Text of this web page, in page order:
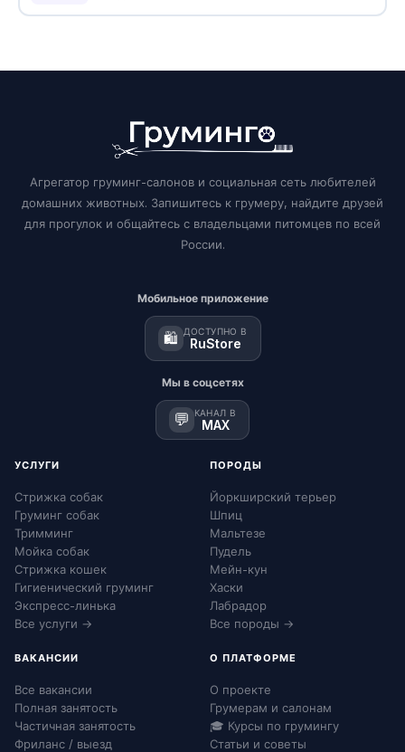
Агрегатор груминг-салонов и социальная сеть любителей
домашних животных. Запишитесь к грумеру, найдите друзей
для прогулок и общайтесь с владельцами питомцев по всей
России.
Мобильное приложение
🛍️ ДОСТУПНО В
RuStore
Мы в соцсетях
💬 КАНАЛ В
MAX
УСЛУГИ
Стрижка собак
Груминг собак
Тримминг
Мойка собак
Стрижка кошек
Гигиенический груминг
Экспресс-линька
Все услуги →
ПОРОДЫ
Йоркширский терьер
Шпиц
Мальтезе
Пудель
Мейн-кун
Хаски
Лабрадор
Все породы →
ВАКАНСИИ
Все вакансии
Полная занятость
Частичная занятость
Фриланс / выезд
О ПЛАТФОРМЕ
О проекте
Грумерам и салонам
🎓 Курсы по грумингу
Статьи и советы